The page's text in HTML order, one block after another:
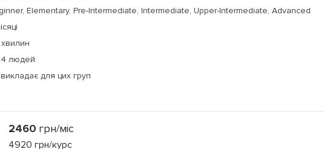
Elementary, Pre-Intermediate, Intermediate, Upper-Intermediate, Advanced
людей
для цих груп
2460 грн/міс
4920 грн/курс